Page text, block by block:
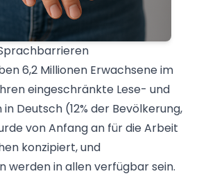
6,2 Millionen Erwachsene im
eingeschränkte Lese- und
Deutsch (12% der Bevölkerung,
von Anfang an für die Arbeit
konzipiert, und
werden in allen verfügbar sein.